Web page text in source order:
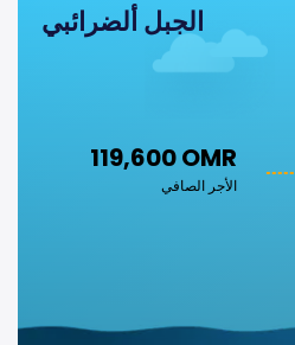
الجبل ألضرائبي
119,600 OMR
الأجر الصافي